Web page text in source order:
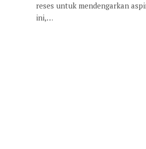
reses untuk mendengarkan
ini,…